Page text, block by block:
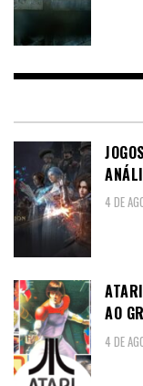
4 DE
AO
4 DE